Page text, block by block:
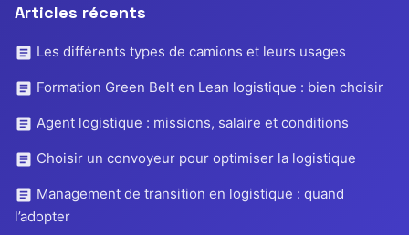
Articles récents
Les différents types de camions et leurs usages
Formation Green Belt en Lean logistique : bien choisir
Agent logistique : missions, salaire et conditions
Choisir un convoyeur pour optimiser la logistique
Management de transition en logistique : quand
l’adopter